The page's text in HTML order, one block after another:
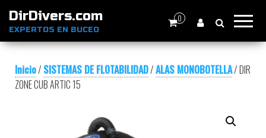
DirDivers.com
EXPERTOS EN BUCEO
0
Inicio/ SISTEMAS DE FLOTABILIDAD/ALAS MONOBOTELLA/ DIR
ZONE CUB ARTIC 15